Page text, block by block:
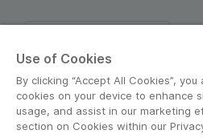
Use of Cookies
By clicking “Accept All Cookies”,
cookies on your device to enhance
usage, and assist in our marketing
section on Cookies within our